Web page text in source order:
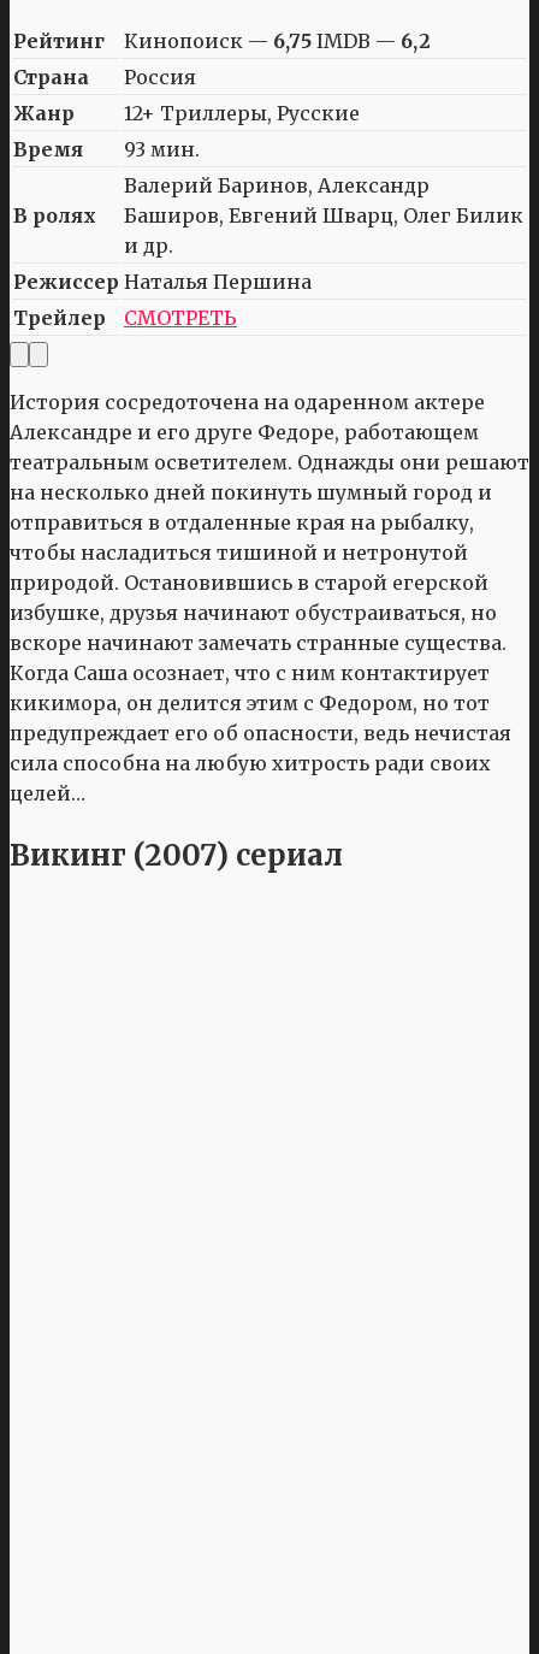
Рейтинг Кинопоиск — 6,75 IMDB — 6,2
Страна
Россия
Жанр
12+ Триллеры, Русские
Время
93 мин.
В ролях
Валерий Баринов, Александр
Баширов, Евгений Шварц, Олег Билик
и др.
Режиссер Наталья Першина
Трейлер
СМОТРЕТЬ
История сосредоточена на одаренном актере
Александре и его друге Федоре, работающем
театральным осветителем. Однажды они решают
на несколько дней покинуть шумный город и
отправиться в отдаленные края на рыбалку,
чтобы насладиться тишиной и нетронутой
природой. Остановившись в старой егерской
избушке, друзья начинают обустраиваться, но
вскоре начинают замечать странные существа.
Когда Саша осознает, что с ним контактирует
кикимора, он делится этим с Федором, но тот
предупреждает его об опасности, ведь нечистая
сила способна на любую хитрость ради своих
целей…
Викинг (2007) сериал